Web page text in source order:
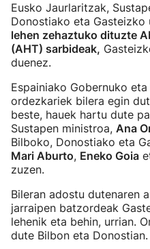
Eusko Jaurlaritzak,
Donostiako eta Gasteizko
lehen zehaztuko dituzte
(AHT) sarbideak,
duenez.
Espainiako Gobernuko
ordezkariek bilera egin
beste, hauek hartu dute
Sustapen ministroa, Ana
Bilboko, Donostiako eta
Mari Aburto, Eneko Goia
zuzen.
Bileran adostu dutenaren
jarraipen batzordeak
lehenik eta behin, urrian.
dute Bilbon eta Donostian.